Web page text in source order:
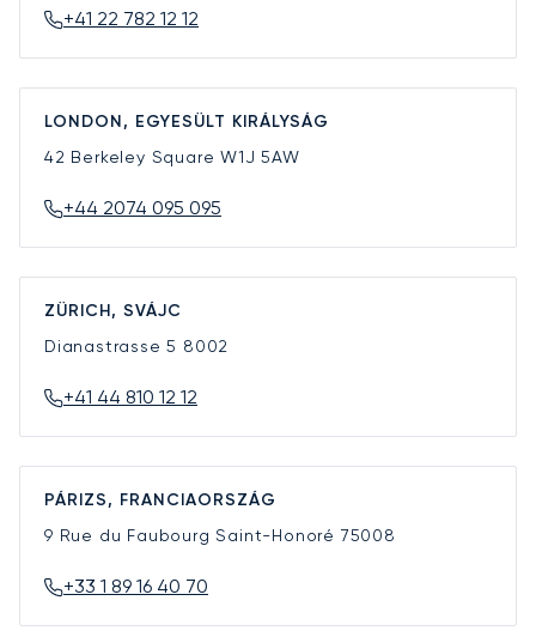
+41 22 782 12 12
LONDON, EGYESÜLT KIRÁLYSÁG
42 Berkeley SquareW1J 5AW
+44 2074 095 095
ZÜRICH, SVÁJC
Dianastrasse 5 8002
+41 44 810 12 12
PÁRIZS, FRANCIAORSZÁG
9 Rue du Faubourg Saint-Honoré 75008
+33 1 89 16 40 70